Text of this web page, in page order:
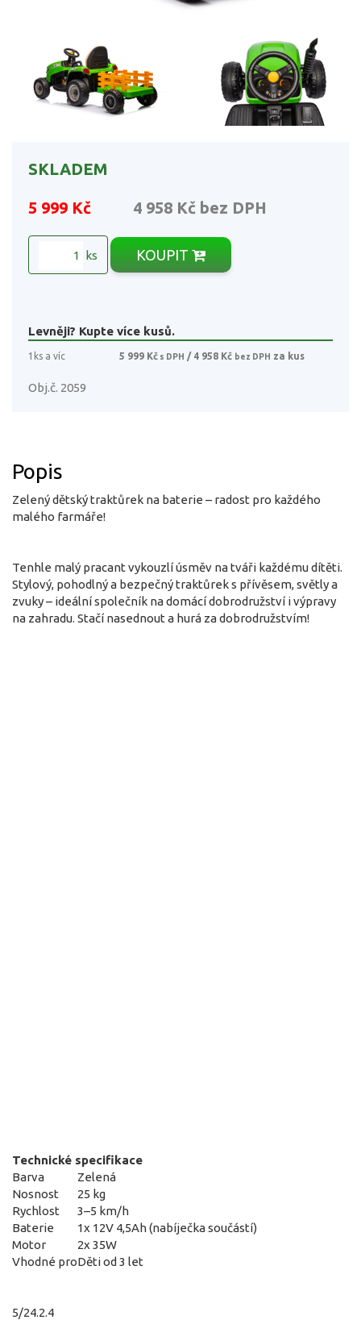
SKLADEM
5 999 Kč 4 958 Kč bez DPH
ks KOUPIT
Levněji? Kupte více kusů.
1ks a víc 5 999 Kč s DPH / 4 958 Kč bez DPH za kus
Obj.č. 2059
Popis
Zelený dětský traktůrek na baterie – radost pro každého
malého farmáře!
Tenhle malý pracant vykouzlí úsměv na tváři každému dítěti.
Stylový, pohodlný a bezpečný traktůrek s přívěsem, světly a
zvuky – ideální společník na domácí dobrodružství i výpravy
na zahradu. Stačí nasednout a hurá za dobrodružstvím!
Technické specifikace
Barva
Zelená
Nosnost
25 kg
Rychlost
3–5 km/h
Baterie
1x 12V 4,5Ah (nabíječka součástí)
Motor
2x 35W
Vhodné proDěti od 3 let
5/24.2.4